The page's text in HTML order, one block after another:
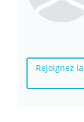
Rejoignez